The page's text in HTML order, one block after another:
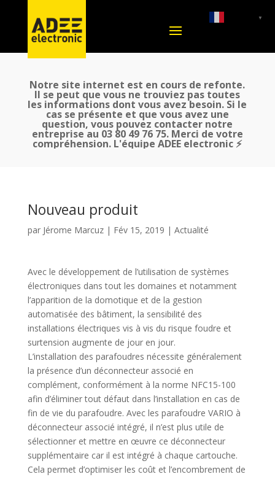
Notre site internet est en cours de refonte.
Il se peut que vous ne trouviez pas toutes
les informations dont vous avez besoin. Si le
cas se présente et que vous avez une
question, vous pouvez contacter notre
entreprise au 03 80 49 76 75. Merci de votre
compréhension. L'équipe ADEE electronic ⚡
Nouveau produit
par Jérome Marcuz| Fév 15, 2019 | Actualité
Avec le développement de l’utilisation de systèmes
électroniques dans tout les domaines et notamment
l’apparition de la domotique et de la gestion
automatisée des bâtiment, la sensibilité des
installations électriques vis à vis du risque foudre et
surtension augmente de jour en jour.
L’installation des parafoudres nécessite généralement
la présence d’un déconnecteur associé en
complément, conformément à la norme NFC15-100
afin d’éliminer tout défaut dans l’installation en cas de
fin de vie du parafoudre. Avec les parafoudre VARIO à
déconnecteur associé intégré, il n’est plus utile de
sélectionner et mettre en œuvre ce déconnecteur
supplémentaire car il est intégré à chaque cartouche.
Cela permet d’optimiser les coût et l’encombrement de
▼